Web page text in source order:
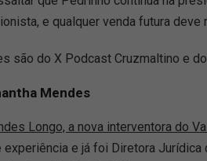
e qualquer venda futura
são do X Podcast Cruzmaltino e
Mendes
Longo, a nova interventora do
e já foi Diretora Jurídica